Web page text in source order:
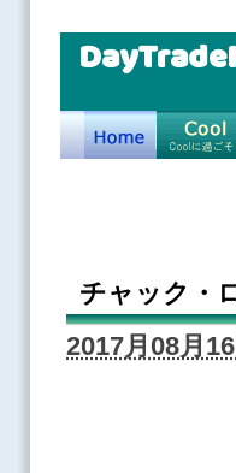
チャック・
2017月08月